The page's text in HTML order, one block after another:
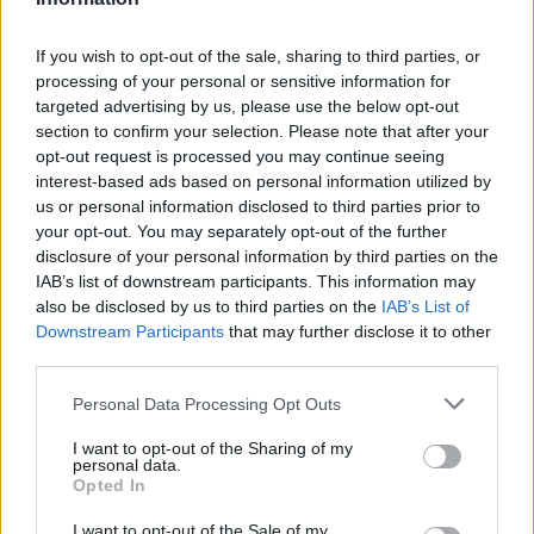
If you wish to opt-out of the sale, sharing to third parties, or
processing of your personal or sensitive information for
targeted advertising by us, please use the below opt-out
section to confirm your selection. Please note that after your
opt-out request is processed you may continue seeing
interest-based ads based on personal information utilized by
us or personal information disclosed to third parties prior to
your opt-out. You may separately opt-out of the further
disclosure of your personal information by third parties on the
IAB’s list of downstream participants. This information may
also be disclosed by us to third parties on the IAB’s List of
Downstream Participants that may further disclose it to other
Personal Data Processing Opt Outs
I want to opt-out of the Sharing of my
personal data.
Opted In
1.12.2016 09:08 | ZLÍN (
představí Muzeum
jihovýchodní Moravy ve Zlíně.
Výstava nazvaná Létající
drahokamy začíná 1. prosince
a potrvá do 29. ledna 2017. Na výstavě jsou originálním způsobem
představovány zdánlivě nesourodé kombinace tvořené
vypreparovanými exempláři hmyzu a zástupci z říše nerostů či
hornin, sdělila Alena Babicová, mluvčí Baťova institutu, ve kterém
muzeum sídlí.
Odpadky z pláží přetváří Nizozemec v umělecká díla
20.10.2016 13:22 | SCHEVENINGEN ( ČTK)
Když jeho dvouletý synek na
kostarické pláží s bílým pískem
exotické mušle, přivedlo to
nakonec na nápad vytvářet umělecká díla z odpadků posbíraných
na nizozemských plážích, píše agentura AFP.